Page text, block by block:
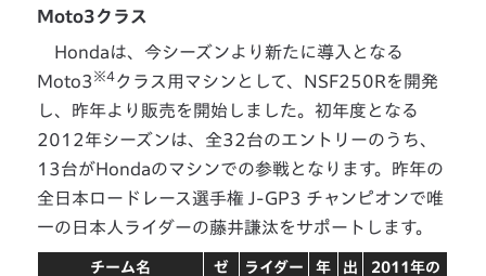
Moto3クラス
Hondaは、今シーズンより新たに導入となる
Moto3 ※4クラス用マシンとして、NSF250Rを開発
し、昨年より販売を開始しました。初年度となる
2012年シーズンは、全32台のエントリーのうち、
13台がHondaのマシンでの参戦となります。昨年の
全日本ロードレース選手権 J-GP3 チャンピオンで唯
一の日本人ライダーの藤井謙汰をサポートします。
チーム名
ゼ
ライダー
年
出
2011年の